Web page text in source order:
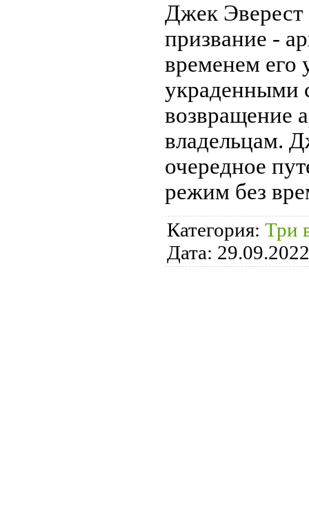
Джек Эверест
призвание -
временем его
украденными
возвращение
владельцам.
очередное
режим без
Категория: Три
Дата: 29.09.2022